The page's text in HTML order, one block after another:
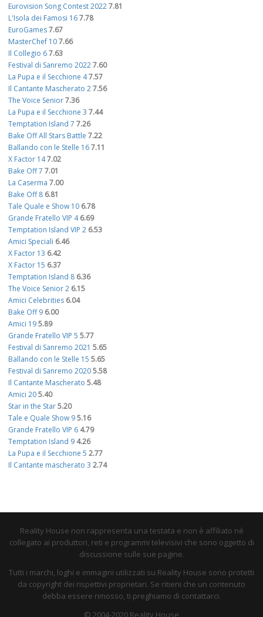
Eurovision Song Contest 20227.81
L'Isola dei Famosi 167.78
EuroGames7.67
MasterChef 107.66
Il Collegio 67.63
Festival di Sanremo 20227.60
La Pupa e il Secchione 47.57
Il Cantante Mascherato 27.56
The Voice Senior7.36
La Pupa e il Secchione 3 7.44
Temptation Island 7 7.26
Bake Off All Stars Battle 7.22
Ballando con le Stelle 167.11
X Factor 147.02
Bake Off 7 7.01
La Caserma 7.00
Bake Off 8 6.81
Tale Quale e Show 10 6.78
Grande Fratello VIP 4 6.69
Temptation Island VIP 2 6.53
Amici Speciali 6.46
X Factor 13 6.42
X Factor 15 6.37
Temptation Island 8 6.36
The Voice Senior 2 6.15
Amici Celebrities 6.04
Bake Off 9 6.00
Amici 195.89
Grande Fratello VIP 5 5.77
Festival di Sanremo 2021 5.65
Ballando con le Stelle 15 5.65
Festival di Sanremo 20205.58
Il Cantante Mascherato 5.48
Amici 205.40
Star in the Star5.20
Tale e Quale Show 95.16
Grande Fratello VIP 6 4.79
Temptation Island 9 4.26
La Pupa e il Secchione 5 2.77
Il Cantante mascherato 3 2.74
Reality House non rappresenta una testata e non è affiliato né
collegato ai produttori, reti e programmi televisivi che sono oggetto di
discussione sulle sue pagine.
Tutti i marchi, loghi e immagini utilizzati su Reality House sono protetti
da copyright dei rispettivi proprietari. Se ritieni che un contenuto
debba essere rimosso, ti preghiamo di contattarci.
© 2004-2020 Reality House